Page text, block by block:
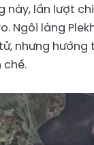
này, lần lượt
Ngôi làng
nhưng hướng
chế.